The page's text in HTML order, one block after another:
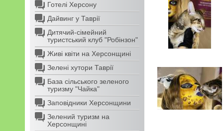
Готелі Херсону
Дайвинг у Таврії
Дитячий-сімейний
туристський клуб "Робінзон"
Живі квіти на Херсонщині
Зелені хутори Таврії
База сільського зеленого
туризму "Чайка"
Заповідники Херсонщини
Зелений туризм на
Херсонщині